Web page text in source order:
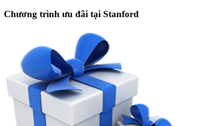
Chương trình ưu đãi tại Stanford